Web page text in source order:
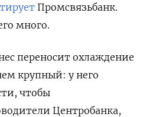
Промсвязьбанк.
много.
переносит охлаждение
крупный: у него
чтобы
Центробанка,